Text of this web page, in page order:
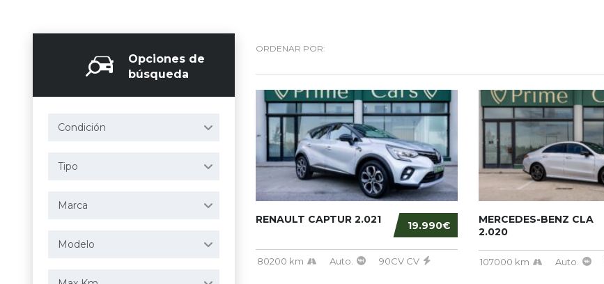
Opciones de
búsqueda
Condición
Tipo
Marca
Modelo
ORDENAR POR:
19.990€
RENAULT CAPTUR 2.021
80200 km Auto. 90CV CV
MERCEDES-BENZ CLA
2.020
107000 km Auto.